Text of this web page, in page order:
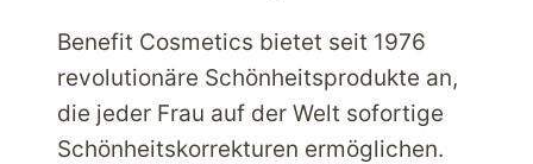
Benefit Cosmetics bietet seit 1976
revolutionäre Schönheitsprodukte an,
die jeder Frau auf der Welt sofortige
Schönheitskorrekturen ermöglichen.